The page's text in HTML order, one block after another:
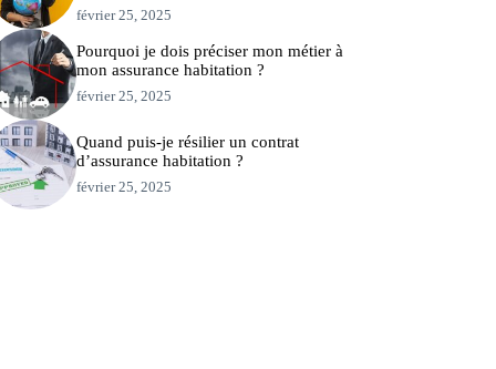
février 25, 2025
Pourquoi je dois préciser mon métier à
mon assurance habitation ?
février 25, 2025
Quand puis-je résilier un contrat
d’assurance habitation ?
février 25, 2025